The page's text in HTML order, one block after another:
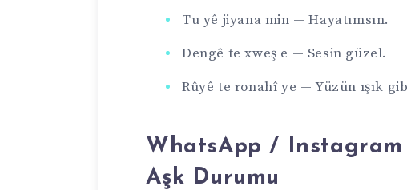
Tu yê jiyana min — Hayatımsın.
Dengê te xweş e — Sesin güzel.
Rûyê te ronahî ye — Yüzün ışık
WhatsApp / Instagram
Aşk Durumu